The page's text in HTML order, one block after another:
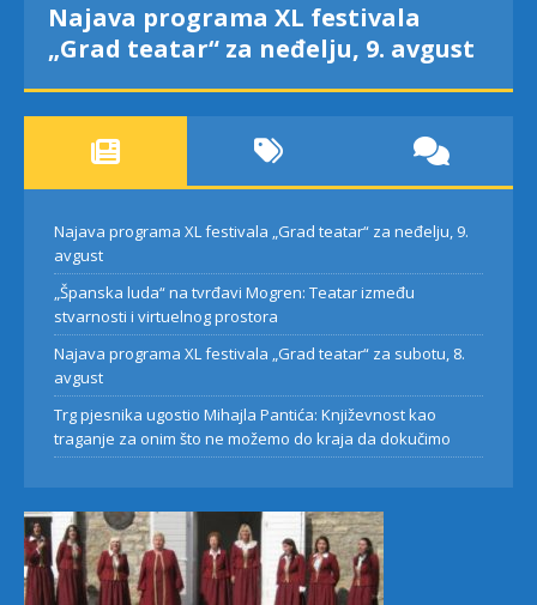
Najava programa XL festivala
„Grad teatar“ za neđelju, 9. avgust
Najava programa XL festivala „Grad teatar“ za neđelju, 9.
avgust
„Španska luda“ na tvrđavi Mogren: Teatar između
stvarnosti i virtuelnog prostora
Najava programa XL festivala „Grad teatar“ za subotu, 8.
avgust
Trg pjesnika ugostio Mihajla Pantića: Književnost kao
traganje za onim što ne možemo do kraja da dokučimo